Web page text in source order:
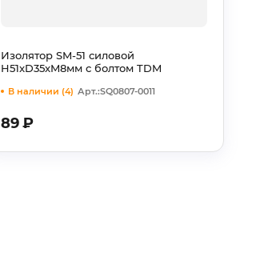
Арт.:SQ0807-0011
В наличии (4)
Изолятор SM-51 силовой
H51xD35xM8мм с болтом TDM
89₽